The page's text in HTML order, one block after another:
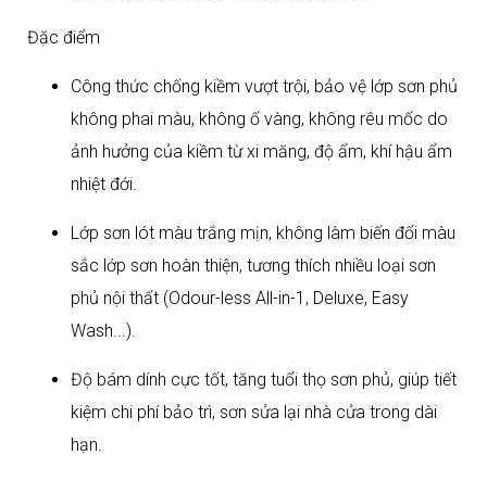
Đặc điểm
Công thức chống kiềm vượt trội, bảo vệ lớp sơn phủ
không phai màu, không ố vàng, không rêu mốc do
ảnh hưởng của kiềm từ xi măng, độ ẩm, khí hậu ẩm
nhiệt đới.​
Lớp sơn lót màu trắng mịn, không làm biến đổi màu
sắc lớp sơn hoàn thiện, tương thích nhiều loại sơn
phủ nội thất (Odour-less All-in-1, Deluxe, Easy
Wash...).​
Độ bám dính cực tốt, tăng tuổi thọ sơn phủ, giúp tiết
kiệm chi phí bảo trì, sơn sửa lại nhà cửa trong dài
hạn.​